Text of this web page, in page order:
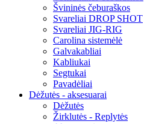
Švininės čeburaškos
Svareliai DROP SHOT
Svareliai JIG-RIG
Carolina sistemėlė
Galvakabliai
Kabliukai
Segtukai
Pavadėliai
Dėžutės - aksesuarai
Dėžutės
Žirklutės - Replytės